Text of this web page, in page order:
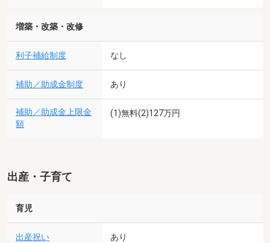
増築・改築・改修
利子補給制度 なし
補助／助成金制度 あり
補助／助成金上限金
額
(1)無料(2)127万円
出産・子育て
育児
出産祝い あり